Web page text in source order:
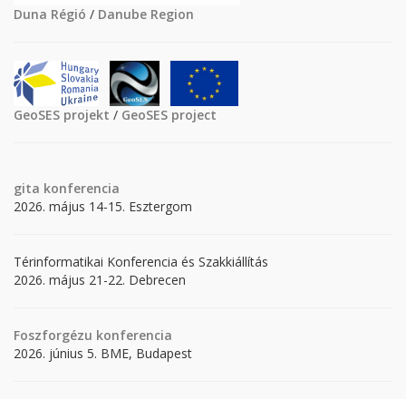
Duna Régió / Danube Region
GeoSES projekt / GeoSES project
gita konferencia
2026. május 14-15. Esztergom
Térinformatikai Konferencia és Szakkiállítás
2026. május 21-22. Debrecen
Foszforgézu konferencia
2026. június 5. BME, Budapest